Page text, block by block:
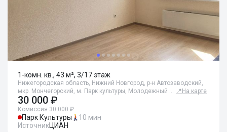
1-комн. кв., 43 м², 3/17 этаж
Нижегородская область, Нижний Новгород, р-н Автозаводский,
мкр. Мончегорский, м. Парк культуры, Молодежный … 📍 На карте
30 000 ₽
Комиссия 30 000 ₽
Парк Культуры
10 мин
ИсточникЦИАН